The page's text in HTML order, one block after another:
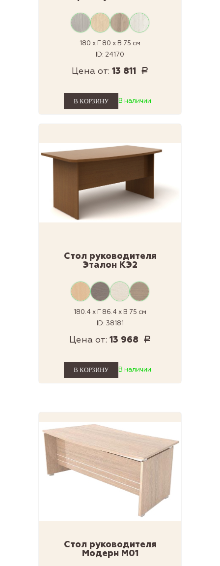
180 x Г 80 x В 75 см
ID: 24170
Цена от: 13 811 Р
В наличии
Стол руководителя
Эталон КЭ2
180.4 x Г 86.4 x В 75 см
ID: 38181
Цена от: 13 968 Р
В наличии
Стол руководителя
Модерн М01